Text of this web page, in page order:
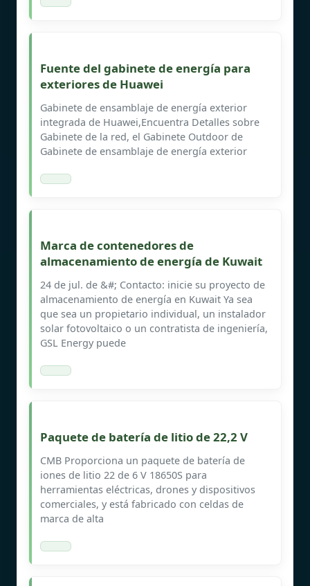
Fuente del gabinete de energía para
exteriores de Huawei
Gabinete de ensamblaje de energía exterior
integrada de Huawei,Encuentra Detalles sobre
Gabinete de la red, el Gabinete Outdoor de
Gabinete de ensamblaje de energía exterior
Marca de contenedores de
almacenamiento de energía de Kuwait
24 de jul. de &#; Contacto: inicie su proyecto de
almacenamiento de energía en Kuwait Ya sea
que sea un propietario individual, un instalador
solar fotovoltaico o un contratista de ingeniería,
GSL Energy puede
Paquete de batería de litio de 22,2 V
CMB Proporciona un paquete de batería de
iones de litio 22 de 6 V 18650S para
herramientas eléctricas, drones y dispositivos
comerciales, y está fabricado con celdas de
marca de alta